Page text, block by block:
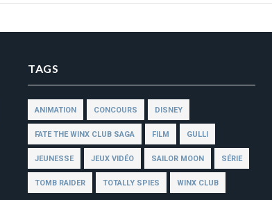
TAGS
ANIMATION CONCOURS DISNEY
FATE THE WINX CLUB SAGA FILM GULLI
JEUNESSE JEUX VIDÉO SAILOR MOON SÉRIE
TOMB RAIDER TOTALLY SPIES WINX CLUB